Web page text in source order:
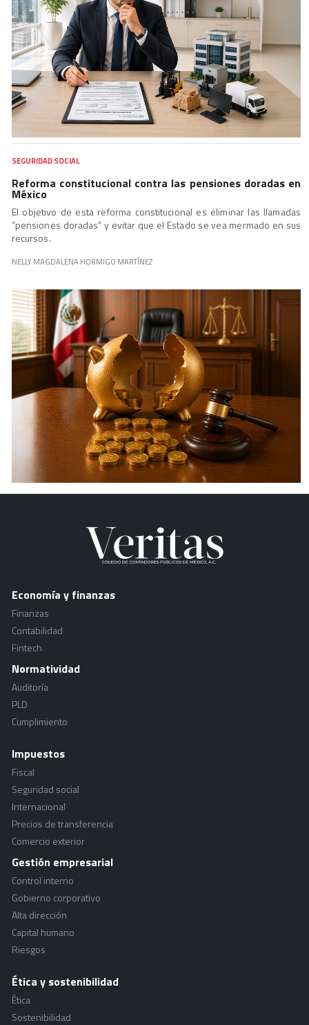
SEGURIDAD SOCIAL
Reforma constitucional contra las pensiones doradas en
México
El objetivo de esta reforma constitucional es eliminar las llamadas
“pensiones doradas” y evitar que el Estado se vea mermado en sus
recursos.
NELLY MAGDALENA HORMIGO MARTÍNEZ
Economía y finanzas
Finanzas
Contabilidad
Fintech
Normatividad
Auditoría
PLD
Cumplimiento
Impuestos
Fiscal
Seguridad social
Internacional
Precios de transferencia
Comercio exterior
Gestión empresarial
Control interno
Gobierno corporativo
Alta dirección
Capital humano
Riesgos
Ética y sostenibilidad
Ética
Sostenibilidad